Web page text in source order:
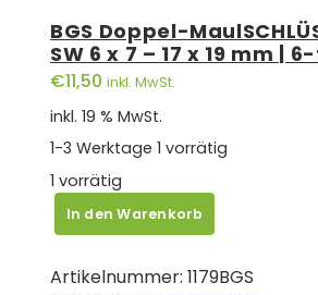
BGS Doppel-
SW 6 x 7 – 17 x 19 mm |
€11,50 inkl. MwSt.
inkl. 19 % MwSt.
1-3 Werktage 1 vorrätig
1 vorrätig
BGS
Doppel-
Satz
In den Warenkorb
Artikelnummer: 1179BGS